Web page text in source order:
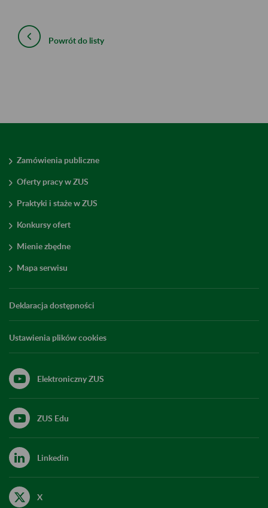
Powrót do listy
Zamówienia publiczne
Oferty pracy w ZUS
Praktyki i staże w ZUS
Konkursy ofert
Mienie zbędne
Mapa serwisu
Deklaracja dostępności
Ustawienia plików cookies
Elektroniczny ZUS
ZUS Edu
Linkedin
X